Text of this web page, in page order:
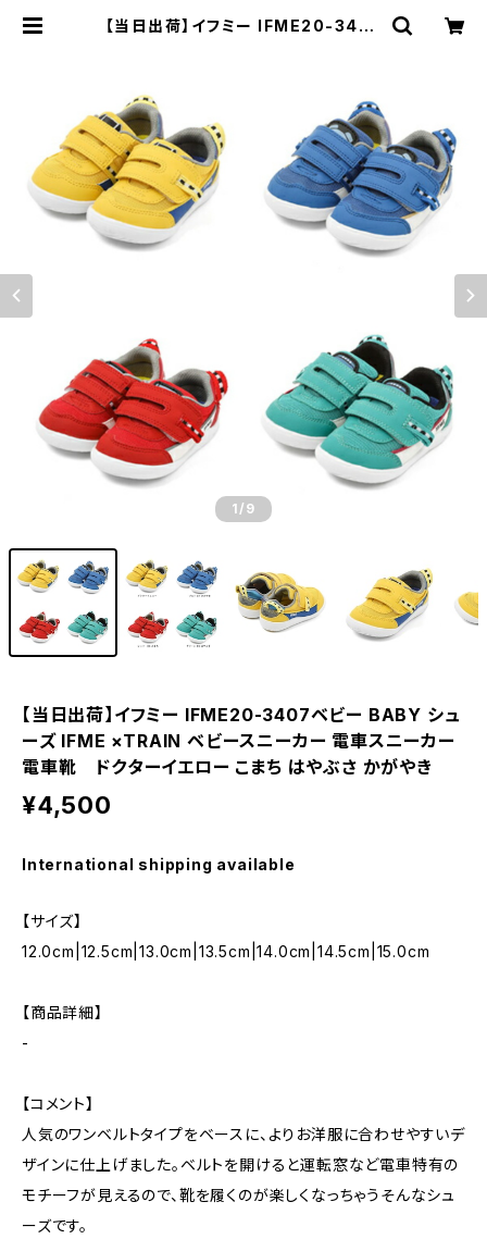
【当日出荷】イフミー IFME20-3407
やぶさ かがやき | 長靴・サンダルのカ
1 /9
【当日出荷】イフミー IFME20-3407ベビー BABY シュ
ーズ IFME ×TRAIN ベビースニーカー 電車スニーカー
電車靴 ドクターイエロー こまち はやぶさ かがやき
¥4,500
International shipping available
【サイズ】
12.0cm|12.5cm|13.0cm|13.5cm|14.0cm|14.5cm|15.0cm
【商品詳細】
-
【コメント】
人気のワンベルトタイプをベースに、よりお洋服に合わせやすいデ
ザインに仕上げました。ベルトを開けると運転窓など電車特有の
モチーフが見えるので、靴を履くのが楽しくなっちゃうそんなシュ
ーズです。